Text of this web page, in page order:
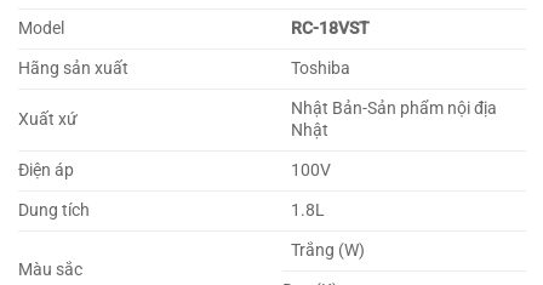
Model
RC-18VST
Hãng sản xuất
Toshiba
Xuất xứ
Nhật Bản-Sản phẩm nội địa
Nhật
Điện áp
100V
Dung tích
1.8L
Màu sắc
Trắng (W)